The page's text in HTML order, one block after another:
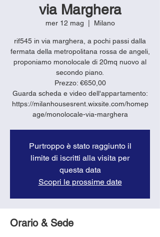
via Marghera
mer 12 mag Milano
rif545 in via marghera, a pochi passi dalla
fermata della metropolitana rossa de angeli,
proponiamo monolocale di 20mq nuovo al
secondo piano.
Prezzo: €650,00
Guarda scheda e video dell'appartamento:
https://milanhousesrent.wixsite.com/homep
age/monolocale-via-marghera
Purtroppo è stato raggiunto il
limite di iscritti alla visita per
questa data
Scopri le prossime date
Orario & Sede